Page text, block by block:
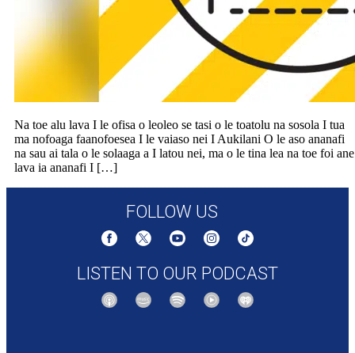
Na toe alu lava I le ofisa o leoleo se tasi o le toatolu na sosola I tua
ma nofoaga faanofoesea I le vaiaso nei I Aukilani O le aso ananafi
na sau ai tala o le solaaga a I latou nei, ma o le tina lea na toe foi ane
lava ia ananafi I […]
FOLLOW US
LISTEN TO OUR PODCAST